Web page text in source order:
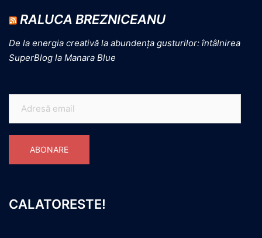
RALUCA BREZNICEANU
De la energia creativă la abundența gusturilor: întâlnirea
SuperBlog la Manara Blue
ABONARE
CALATORESTE!